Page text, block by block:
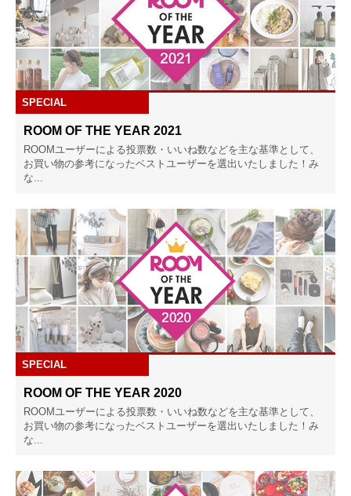
SPECIAL
ROOM OF THE YEAR 2021
ROOMユーザーによる投票数・いいね数などを主な基準として、
お買い物の参考になったベストユーザーを選出いたしました！み
な...
SPECIAL
ROOM OF THE YEAR 2020
ROOMユーザーによる投票数・いいね数などを主な基準として、
お買い物の参考になったベストユーザーを選出いたしました！み
な...